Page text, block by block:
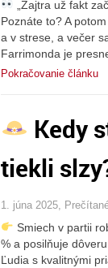
„Zajtra už fakt
Poznáte to? A
a v strese, a večer
Farrimonda je
Pokračovanie článku
Kedy
tiekli
1. júna 2025,
Smiech v partii
% a posilňuje
Ľudia s kvalitnými